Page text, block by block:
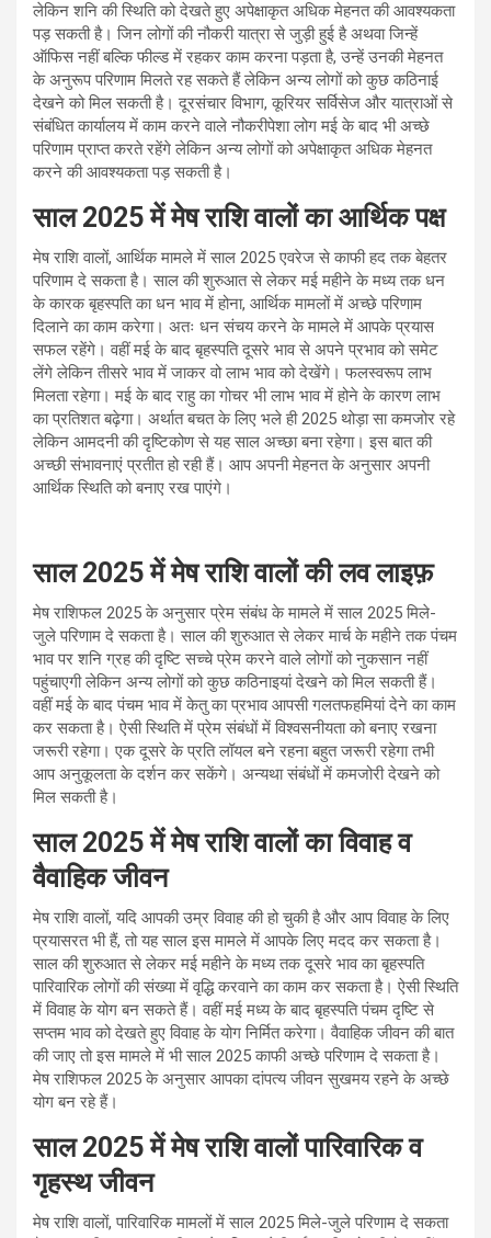
लेकिन शनि की स्थिति को देखते हुए अपेक्षाकृत अधिक मेहनत की आवश्यकता
पड़ सकती है। जिन लोगों की नौकरी यात्रा से जुड़ी हुई है अथवा जिन्हें
ऑफिस नहीं बल्कि फील्ड में रहकर काम करना पड़ता है, उन्हें उनकी मेहनत
के अनुरूप परिणाम मिलते रह सकते हैं लेकिन अन्य लोगों को कुछ कठिनाई
देखने को मिल सकती है। दूरसंचार विभाग, कूरियर सर्विसेज और यात्राओं से
संबंधित कार्यालय में काम करने वाले नौकरीपेशा लोग मई के बाद भी अच्छे
परिणाम प्राप्त करते रहेंगे लेकिन अन्य लोगों को अपेक्षाकृत अधिक मेहनत
करने की आवश्यकता पड़ सकती है।
साल 2025 में मेष राशि वालों का आर्थिक पक्ष
मेष राशि वालों, आर्थिक मामले में साल 2025 एवरेज से काफी हद तक बेहतर
परिणाम दे सकता है। साल की शुरुआत से लेकर मई महीने के मध्य तक धन
के कारक बृहस्पति का धन भाव में होना, आर्थिक मामलों में अच्छे परिणाम
दिलाने का काम करेगा। अतः धन संचय करने के मामले में आपके प्रयास
सफल रहेंगे। वहीं मई के बाद बृहस्पति दूसरे भाव से अपने प्रभाव को समेट
लेंगे लेकिन तीसरे भाव में जाकर वो लाभ भाव को देखेंगे। फलस्वरूप लाभ
मिलता रहेगा। मई के बाद राहु का गोचर भी लाभ भाव में होने के कारण लाभ
का प्रतिशत बढ़ेगा। अर्थात बचत के लिए भले ही 2025 थोड़ा सा कमजोर रहे
लेकिन आमदनी की दृष्टिकोण से यह साल अच्छा बना रहेगा। इस बात की
अच्छी संभावनाएं प्रतीत हो रही हैं। आप अपनी मेहनत के अनुसार अपनी
आर्थिक स्थिति को बनाए रख पाएंगे।
साल 2025 में मेष राशि वालों की लव लाइफ़
मेष राशिफल 2025 के अनुसार प्रेम संबंध के मामले में साल 2025 मिले-
जुले परिणाम दे सकता है। साल की शुरुआत से लेकर मार्च के महीने तक पंचम
भाव पर शनि ग्रह की दृष्टि सच्चे प्रेम करने वाले लोगों को नुकसान नहीं
पहुंचाएगी लेकिन अन्य लोगों को कुछ कठिनाइयां देखने को मिल सकती हैं।
वहीं मई के बाद पंचम भाव में केतु का प्रभाव आपसी गलतफहमियां देने का काम
कर सकता है। ऐसी स्थिति में प्रेम संबंधों में विश्वसनीयता को बनाए रखना
जरूरी रहेगा। एक दूसरे के प्रति लॉयल बने रहना बहुत जरूरी रहेगा तभी
आप अनुकूलता के दर्शन कर सकेंगे। अन्यथा संबंधों में कमजोरी देखने को
मिल सकती है।
साल 2025 में मेष राशि वालों का विवाह व
वैवाहिक जीवन
मेष राशि वालों, यदि आपकी उम्र विवाह की हो चुकी है और आप विवाह के लिए
प्रयासरत भी हैं, तो यह साल इस मामले में आपके लिए मदद कर सकता है।
साल की शुरुआत से लेकर मई महीने के मध्य तक दूसरे भाव का बृहस्पति
पारिवारिक लोगों की संख्या में वृद्धि करवाने का काम कर सकता है। ऐसी स्थिति
में विवाह के योग बन सकते हैं। वहीं मई मध्य के बाद बृहस्पति पंचम दृष्टि से
सप्तम भाव को देखते हुए विवाह के योग निर्मित करेगा। वैवाहिक जीवन की बात
की जाए तो इस मामले में भी साल 2025 काफी अच्छे परिणाम दे सकता है।
मेष राशिफल 2025 के अनुसार आपका दांपत्य जीवन सुखमय रहने के अच्छे
योग बन रहे हैं।
साल 2025 में मेष राशि वालों पारिवारिक व
गृहस्थ जीवन
मेष राशि वालों, पारिवारिक मामलों में साल 2025 मिले-जुले परिणाम दे सकता